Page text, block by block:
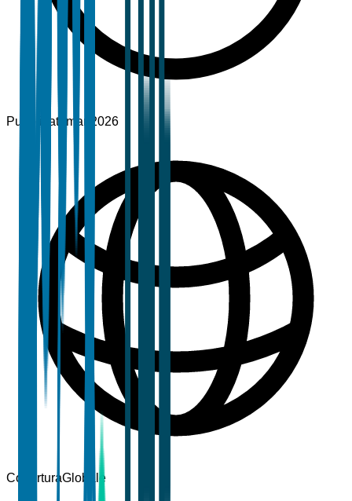
Pubblicato mar 2026
CoperturaGlobale